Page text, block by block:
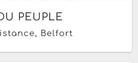
PEUPLE
Belfort